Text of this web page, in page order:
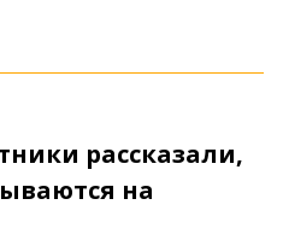
рассказали,
на